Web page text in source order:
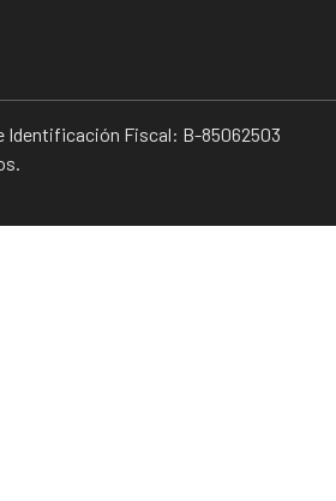
Identificación Fiscal: B-85062503